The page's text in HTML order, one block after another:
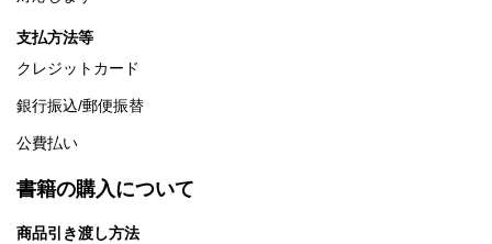
支払方法等
クレジットカード
銀行振込/郵便振替
公費払い
書籍の購入について
商品引き渡し方法